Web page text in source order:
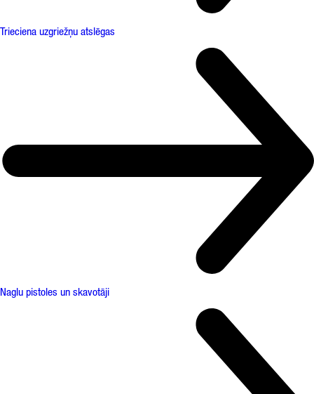
Trieciena uzgriežņu atslēgas
Naglu pistoles un skavotāji